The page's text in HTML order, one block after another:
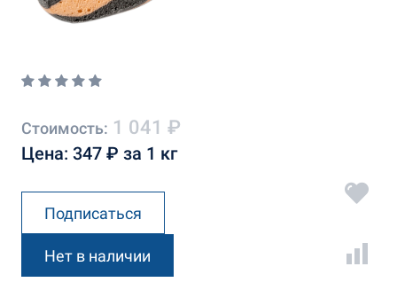
Стоимость: 1 041 ₽
Цена: 347 ₽ за 1 кг
Подписаться
Нет в наличии